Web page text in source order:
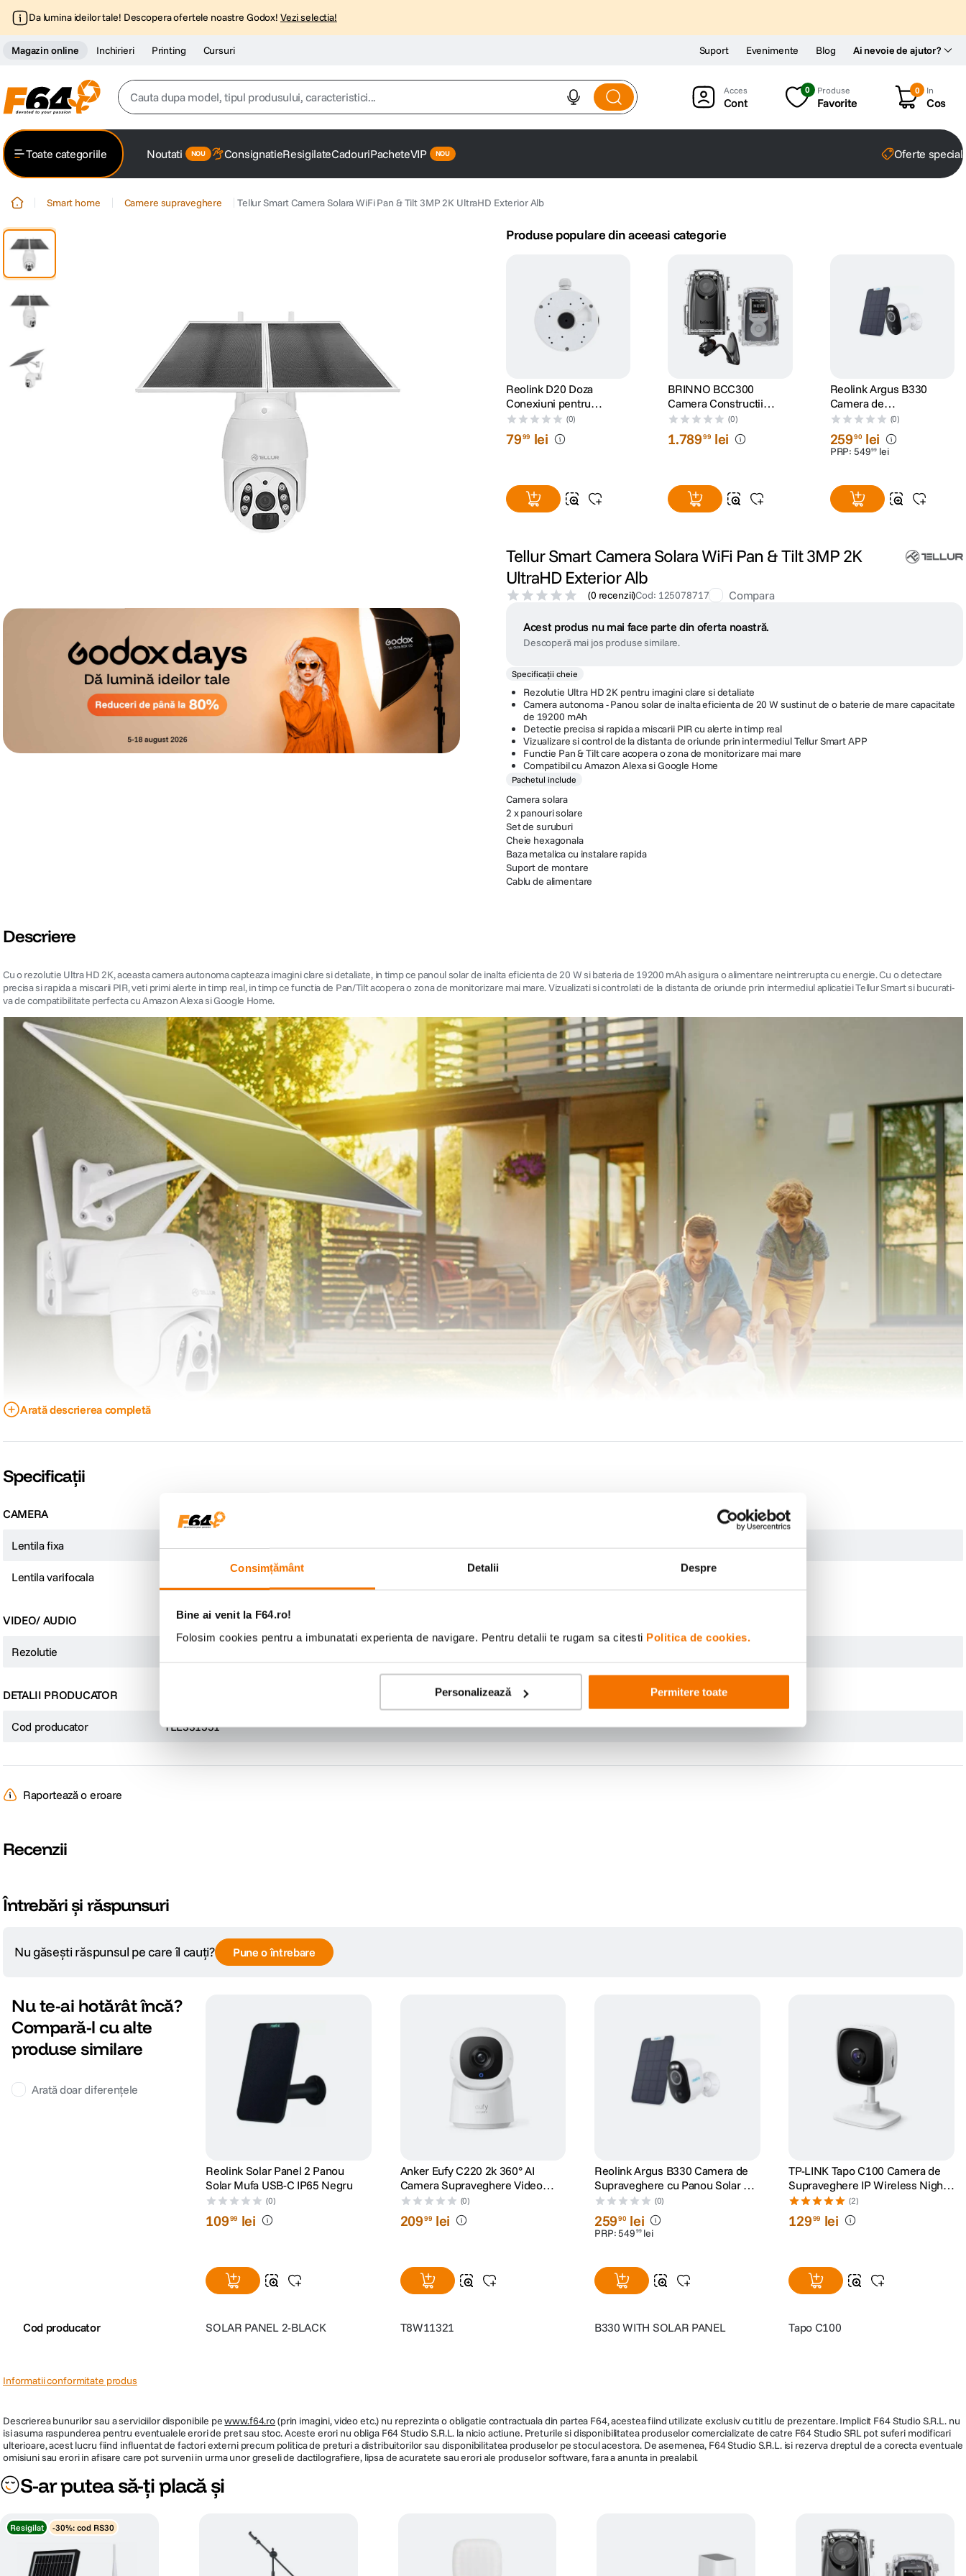
Consimțământ Detalii Despre
Bine ai venit la F64.ro!
Folosim cookies pentru a imbunatati experienta de navigare. Pentru detalii te rugam sa citesti Politica de cookies.
Personalizează Permitere toate
Da lumina ideilor tale! Descopera ofertele noastre Godox! Vezi selectia!
Magazin online Inchirieri Printing Cursuri Ai nevoie de ajutor?
Suport Evenimente Blog
Cauta dupa model, tipul produsului, caracteristici...
2. trepied
canon sx740 hs
lavaliera
7 card memorie
Cont
0 Produse
Favorite
0 In
Cos
Toate categoriile Noutati ConsignatieResigilateCadouriPacheteVIP Oferte
Smart home Camere supraveghere Tellur Smart Camera Solara WiFi Pan & Tilt 3MP 2K UltraHD Exterior Alb
Produse populare din aceeasi categorie
Reolink D20 Doza
Conexiuni pentru
Camera de
Supraveghere Reolink
(0)
7999 lei
BRINNO BCC300
Camera Constructii
Mount Edition
(0)
1.78999 lei
Reolink Argus B330
Camera de
Supraveghere cu Panou
Solar 4 MP si Inteligenta
Artificiala
(0)
25990 lei
PRP: 54999 lei
Tellur Smart Camera Solara WiFi Pan & Tilt 3MP 2K
UltraHD Exterior Alb
(0 recenzii)Cod: 125078717 Compara
Acest produs nu mai face parte din oferta noastră.
Descoperă mai jos produse similare.
Specificații cheie
Rezolutie Ultra HD 2K pentru imagini clare si detaliate
Camera autonoma - Panou solar de inalta eficienta de 20 W sustinut de o baterie de mare capacitate
de 19200 mAh
Detectie precisa si rapida a miscarii PIR cu alerte in timp real
Vizualizare si control de la distanta de oriunde prin intermediul Tellur Smart APP
Functie Pan & Tilt care acopera o zona de monitorizare mai mare
Compatibil cu Amazon Alexa si Google Home
Pachetul include
Camera solara
2 x panouri solare
Set de suruburi
Cheie hexagonala
Baza metalica cu instalare rapida
Suport de montare
Cablu de alimentare
Descriere
Cu o rezolutie Ultra HD 2K, aceasta camera autonoma capteaza imagini clare si detaliate, in timp ce panoul solar de inalta eficienta de 20 W si bateria de 19200 mAh asigura o alimentare neintrerupta cu energie. Cu o detectare
precisa si rapida a miscarii PIR, veti primi alerte in timp real, in timp ce functia de Pan/Tilt acopera o zona de monitorizare mai mare. Vizualizati si controlati de la distanta de oriunde prin intermediul aplicatiei Tellur Smart si bucurati-
va de compatibilitate perfecta cu Amazon Alexa si Google Home.
Puteti controla functiile Pan & Tilt de la distanta si puteti vedea tot ce se intampla in casa dvs., de oriunde, pur si simplu accesand aplicatia Tellur Smart de pe smartphone.
Panou solar: Utilizarea luminii solare pentru securitate continua
solutie de incarcare ecologica garanteaza o supraveghere neintrerupta, mentinand camera alimentata si gata sa surprinda fiecare moment fara a fi nevoie de reincarcare manuala sau surse de alimentare externe.
Arată descrierea completă
Specificații
CAMERA
Lentila fixa 1.8 mm
Lentila varifocala
VIDEO/ AUDIO
Rezolutie
DETALII PRODUCATOR
Cod producator TLL331551
Raportează o eroare
Recenzii
Întrebări și răspunsuri
Nu te-ai hotărât încă?
produse similare
Reolink Solar Panel 2 Panou
Solar Mufa USB-C IP65 Negru
Anker Eufy C220 2k 360° AI
Camera Supraveghere Video
Reolink Argus B330 Camera de
Supraveghere cu Panou Solar 4
MP si Inteligenta Artificiala
PRP:549 lei
TP-LINK Tapo C100 Camera de
Supraveghere IP Wireless Night
Informatii conformitate produs
Descrierea bunurilor sau a serviciilor disponibile pewww.f64.ro(prin imagini, video etc.) nu reprezinta o obligatie contractuala din partea F64, acestea fiind utilizate exclusiv cu titlu de prezentare. Implicit F64 Studio S.R.L. nu
isi asuma raspunderea pentru eventualele erori de pret sau stoc. Aceste erori nu obliga F64 Studio S.R.L. la nicio actiune. Preturile si disponibilitatea produselor comercializate de catre F64 Studio SRL pot suferi modificari
ulterioare, acest lucru fiind influentat de factori externi precum politica de preturi a distribuitorilor sau disponibilitatea produselor pe stocul acestora. De asemenea, F64 Studio S.R.L. isi rezerva dreptul de a corecta eventuale
omisiuni sau erori in afisare care pot surveni in urma unor greseli de dactilografiere, lipsa de acuratete sau erori ale produselor software, fara a anunta in prealabil.
S-ar putea să-ți placă și
Resigilat -30%: cod RS30